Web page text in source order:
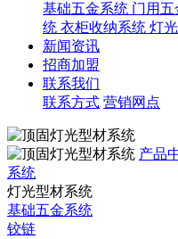
基础五金系统 门用
统 衣柜收纳系统 灯
新闻资讯
招商加盟
联系我们
联系方式 营销网点
产品
系统
灯光型材系统
基础五金系统
铰链